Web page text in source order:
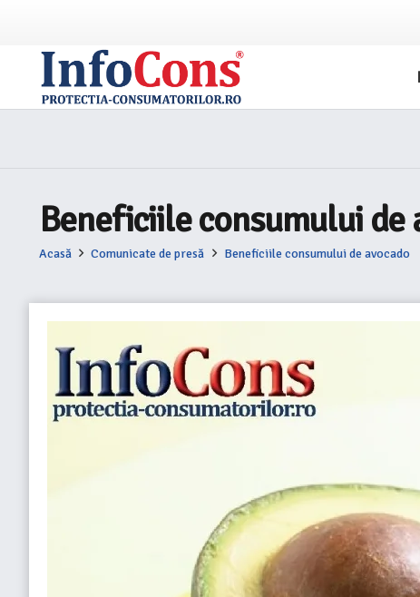
Beneficiile consumului de
Acasă Comunicate de presă Beneficiile consumului de avocado